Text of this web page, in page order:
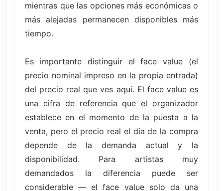
mientras que las opciones más económicas o
más alejadas permanecen disponibles más
tiempo.
Es importante distinguir el face value (el
precio nominal impreso en la propia entrada)
del precio real que ves aquí. El face value es
una cifra de referencia que el organizador
establece en el momento de la puesta a la
venta, pero el precio real el día de la compra
depende de la demanda actual y la
disponibilidad. Para artistas muy
demandados la diferencia puede ser
considerable — el face value solo da una